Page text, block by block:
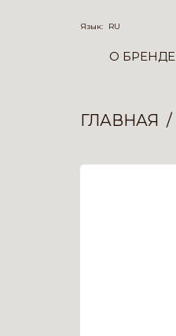
Язык: RU
О БРЕНДЕ
ГЛАВНАЯ